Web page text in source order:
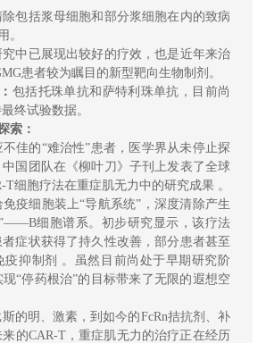
除包括浆母细胞和部分浆细胞在内的致病
。
中已展现出较好的疗效，也是近年来治
患者较为瞩目的新型靶向生物制剂。
： 包括托珠单抗和萨特利珠单抗，目前尚
终试验数据。
索 ：
佳的“难治性”患者，医学界从未停止探
中国团队在《柳叶刀》子刊上发表了全球
T细胞疗法在重症肌无力中的研究成果 。
疫细胞装上“导航系统”，深度清除产生
细胞谱系。初步研究显示，该疗法
症状获得了持久性改善，部分患者甚至
疫抑制剂 。虽然目前尚处于早期研究阶
“停药根治”的目标带来了无限的遐想空
的明、激素，到如今的FcRn拮抗剂、补
的CAR-T，重症肌无力的治疗正在经历